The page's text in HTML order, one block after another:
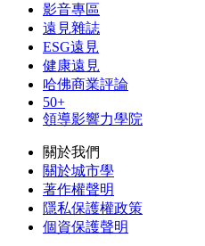
影音專區
遠見雜誌
ESG遠見
健康遠見
哈佛商業評論
50+
領導影響力學院
關於我們
關於城市學
著作權聲明
隱私保護權政策
個資保護聲明